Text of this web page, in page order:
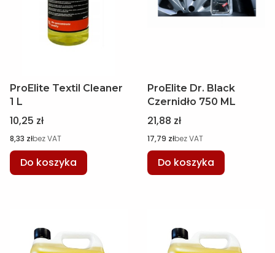
ProElite Textil Cleaner
1 L
Cena
10,25 zł
Cena
8,33 złbez VAT
Do koszyka
ProElite Dr. Black
Czernidło 750 ML
Cena
21,88 zł
Cena
17,79 złbez VAT
Do koszyka